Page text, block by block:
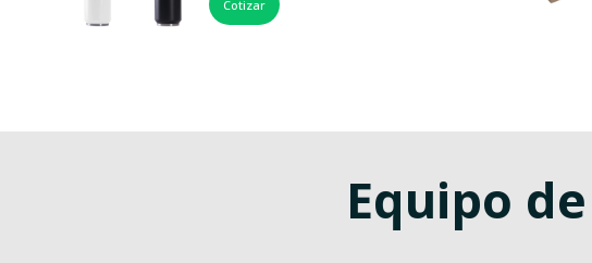
Cotizar
Equipo